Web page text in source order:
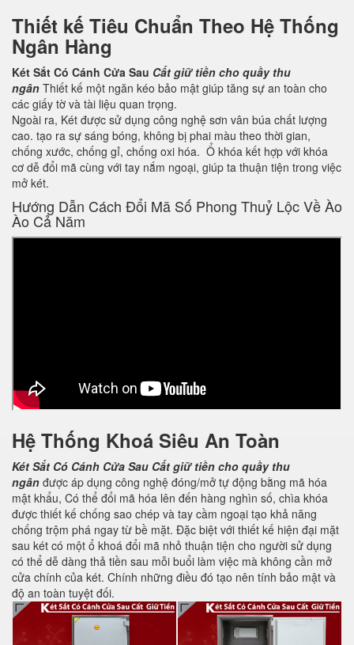
Thiết kế Tiêu Chuẩn Theo Hệ Thống
Ngân Hàng
Két Sắt Có Cánh Cửa Sau Cất giữ tiền cho quầy thu
ngân Thiết kế một ngăn kéo bảo mật giúp tăng sự an toàn cho
các giấy tờ và tài liệu quan trọng.
Ngoài ra, Két được sử dụng công nghệ sơn vân búa chất lượng
cao. tạo ra sự sáng bóng, không bị phai màu theo thời gian,
chống xước, chống gỉ, chống oxi hóa. Ổ khóa kết hợp với khóa
cơ dễ đổi mã cùng với tay nắm ngoại, giúp ta thuận tiện trong việc
mở két.
Hướng Dẫn Cách Đổi Mã Số Phong Thuỷ Lộc Về Ào
Ào Cả Năm
Hệ Thống Khoá Siêu An Toàn
Két Sắt Có Cánh Cửa Sau Cất giữ tiền cho quầy thu
ngân được áp dụng công nghệ đóng/mở tự động bằng mã hóa
mật khẩu, Có thể đổi mã hóa lên đến hàng nghìn số, chìa khóa
được thiết kế chống sao chép và tay cầm ngoại tạo khả năng
chống trộm phá ngay từ bề mặt. Đặc biệt với thiết kế hiện đại mặt
sau két có một ổ khoá đổi mã nhỏ thuận tiện cho người sử dụng
có thể dễ dàng thả tiền sau mỗi buổi làm việc mà không cần mở
cửa chính của két. Chính những điều đó tạo nên tính bảo mật và
độ an toàn tuyệt đối.